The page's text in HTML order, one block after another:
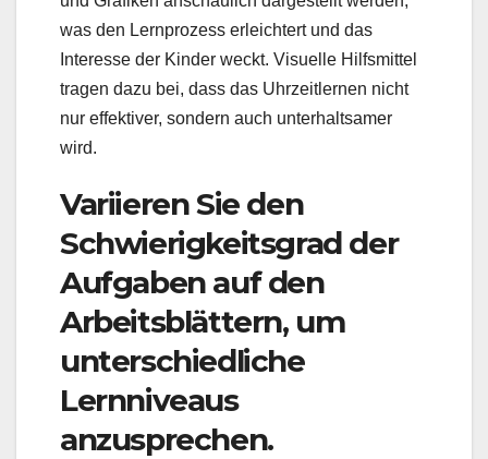
was den Lernprozess erleichtert und das
Interesse der Kinder weckt. Visuelle Hilfsmittel
tragen dazu bei, dass das Uhrzeitlernen nicht
nur effektiver, sondern auch unterhaltsamer
wird.
Variieren Sie den
Schwierigkeitsgrad der
Aufgaben auf den
Arbeitsblättern, um
unterschiedliche
Lernniveaus
anzusprechen.